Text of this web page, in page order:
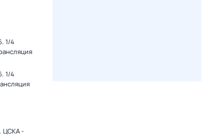
1/4
1/4
ЦСКА -